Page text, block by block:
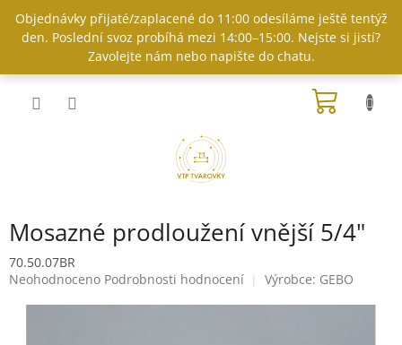
obsah
Objednávky přijaté/zaplacené do 11:00 odesíláme ještě tentýž
den. Poslední svoz probíhá mezi 14:00–15:00. Nejste si jistí?
Zavolejte nám nebo napište do chatu.
Mosazné prodloužení vnější 5/4"
70.50.07BR
Průměrné
Neohodnoceno Podrobnosti hodnocení Výrobce: GEBO